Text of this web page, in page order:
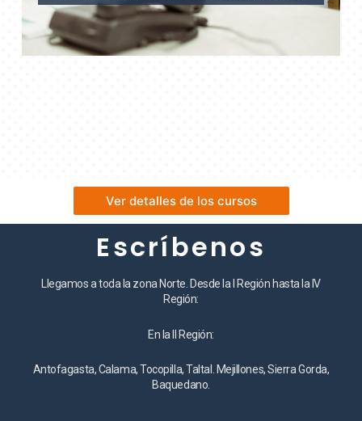
Ver detalles de los cursos
Escríbenos
Llegamos a toda la zona Norte. Desde la I Región hasta la IV
Región:
En la II Región:
Antofagasta, Calama, Tocopilla, Taltal. Mejillones, Sierra Gorda,
Baquedano.